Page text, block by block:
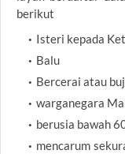
berikut
Isteri kepada
Balu
Bercerai atau
warganegara
berusia bawah
mencarum